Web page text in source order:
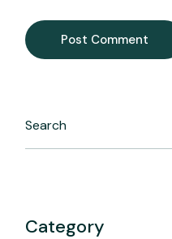
Post Comment
Category